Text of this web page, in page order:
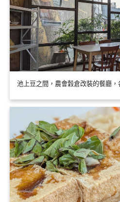
池上豆之間，農會穀倉改裝的餐廳，